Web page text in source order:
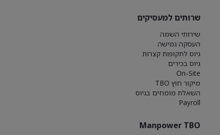
שרותים למעסיקים
שירותי השמה
העסקה גמישה
גיוס לתקופות קצרות
גיוס בכירים
On-Site
מיקור חוץ TBO
השאלת מומחים בגיוס
Payroll
Manpower TBO